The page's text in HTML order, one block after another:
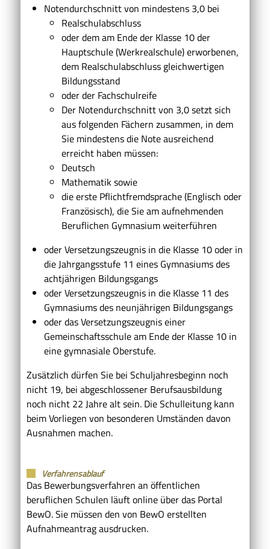
Notendurchschnitt von mindestens 3,0 bei
Realschulabschluss
oder dem am Ende der Klasse 10 der
Hauptschule (Werkrealschule) erworbenen,
dem Realschulabschluss gleichwertigen
Bildungsstand
oder der Fachschulreife
Der Notendurchschnitt von 3,0 setzt sich
aus folgenden Fächern zusammen, in dem
Sie mindestens die Note ausreichend
erreicht haben müssen:
Deutsch
Mathematik sowie
die erste Pflichtfremdsprache (Englisch oder
Französisch), die Sie am aufnehmenden
Beruflichen Gymnasium weiterführen
oder Versetzungszeugnis in die Klasse 10 oder in
die Jahrgangsstufe 11 eines Gymnasiums des
achtjährigen Bildungsgangs
oder Versetzungszeugnis in die Klasse 11 des
Gymnasiums des neunjährigen Bildungsgangs
oder das Versetzungszeugnis einer
Gemeinschaftsschule am Ende der Klasse 10 in
eine gymnasiale Oberstufe.
Zusätzlich dürfen Sie bei Schuljahresbeginn noch
nicht 19, bei abgeschlossener Berufsausbildung
noch nicht 22 Jahre alt sein. Die Schulleitung kann
beim Vorliegen von besonderen Umständen davon
Ausnahmen machen.
Verfahrensablauf
Das Bewerbungsverfahren an öffentlichen
beruflichen Schulen läuft online über das Portal
BewO. Sie müssen den von BewO erstellten
Aufnahmeantrag ausdrucken.